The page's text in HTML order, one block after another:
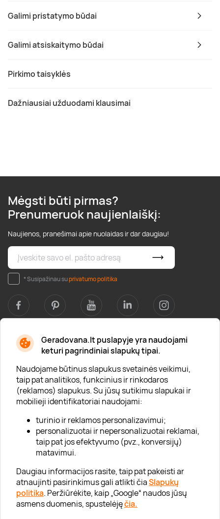
Geradovana.lt puslapyje yra naudojami
keturi pagrindiniai slapukų tipai.
Naudojame būtinus slapukus svetainės veikimui,
taip pat analitikos, funkcinius ir rinkodaros
(reklamos) slapukus. Su jūsų sutikimu slapukai ir
mobilieji identifikatoriai naudojami:
turinio ir reklamos personalizavimui;
personalizuotai ir nepersonalizuotai reklamai,
taip pat jos efektyvumo (pvz., konversijų)
matavimui.
Daugiau informacijos rasite, taip pat pakeisti ar
atnaujinti pasirinkimus gali atlikti čiaSlapukų
politika. Peržiūrėkite, kaip „Google“ naudos jūsų
asmens duomenis, spustelėjęčia.
Galimi pristatymo būdai
Galimi atsiskaitymo būdai
Pirkimo taisyklės
Dažniausiai užduodami klausimai
Mėgsti būti pirmas?
Prenumeruok naujienlaiškį:
Naujienos, pranešimai apie nuolaidas ir dar daugiau!
* Susipažinau suprivatumo politika
Apie mus
Apie „Gera Dovana“
Lojalumo klubas
Karjera
Visi partneriai
Kontaktai
Tinklaraštis
Informacija